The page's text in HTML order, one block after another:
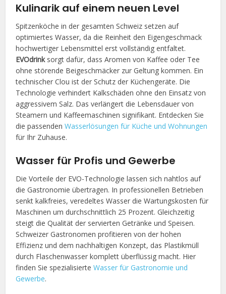
Kulinarik auf einem neuen Level
Spitzenköche in der gesamten Schweiz setzen auf
optimiertes Wasser, da die Reinheit den Eigengeschmack
hochwertiger Lebensmittel erst vollständig entfaltet.
EVOdrinksorgt dafür, dass Aromen von Kaffee oder Tee
ohne störende Beigeschmäcker zur Geltung kommen. Ein
technischer Clou ist der Schutz der Küchengeräte. Die
Technologie verhindert Kalkschäden ohne den Einsatz von
aggressivem Salz. Das verlängert die Lebensdauer von
Steamern und Kaffeemaschinen signifikant. Entdecken Sie
die passendenWasserlösungen für Küche und Wohnungen
für Ihr Zuhause.
Wasser für Profis und Gewerbe
Die Vorteile der EVO-Technologie lassen sich nahtlos auf
die Gastronomie übertragen. In professionellen Betrieben
senkt kalkfreies, veredeltes Wasser die Wartungskosten für
Maschinen um durchschnittlich 25 Prozent. Gleichzeitig
steigt die Qualität der servierten Getränke und Speisen.
Schweizer Gastronomen profitieren von der hohen
Effizienz und dem nachhaltigen Konzept, das Plastikmüll
durch Flaschenwasser komplett überflüssig macht. Hier
finden Sie spezialisierteWasser für Gastronomie und
Gewerbe.